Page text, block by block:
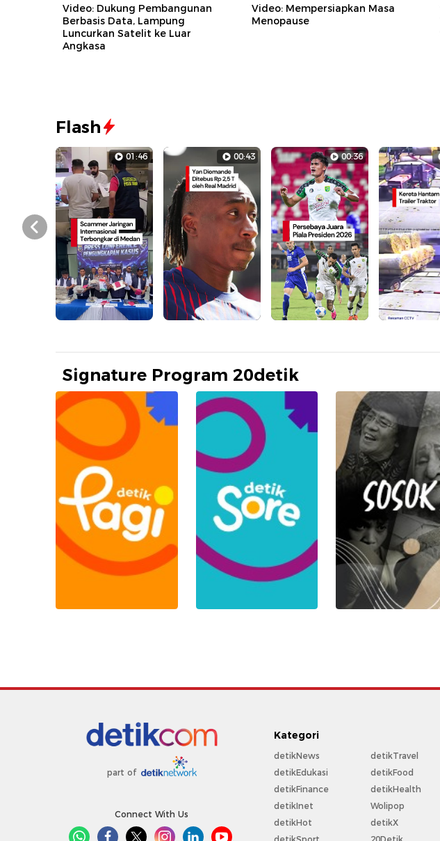
Video: Dukung Pembangunan
Berbasis Data, Lampung
Luncurkan Satelit ke Luar
Angkasa
Video: Mempersiapkan Masa
Menopause
Flash
01:46 00:43 00:36
Prev
Signature Program 20detik
part of
Connect With Us
Kategori
detikNews
detikEdukasi
detikFinance
detikInet
detikHot
detikTravel
detikFood
detikHealth
Wolipop
detikX